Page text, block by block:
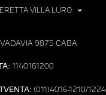
VILLA LURO
9875 CABA
1140161200
(011)4016-1210/1224